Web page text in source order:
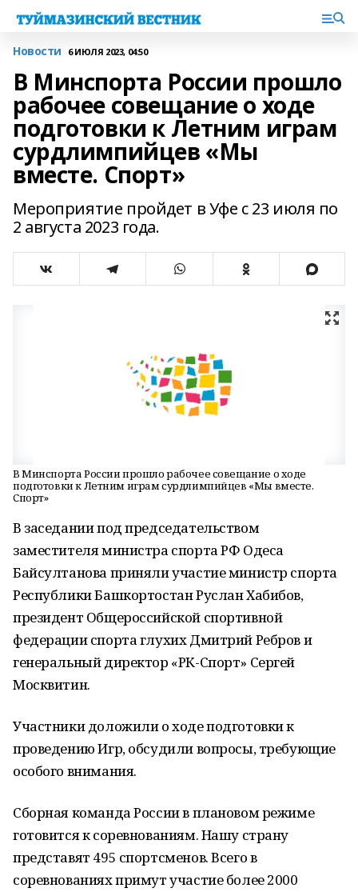
Новости 6 ИЮЛЯ 2023, 04:50
В Минспорта России прошло
рабочее совещание о ходе
подготовки к Летним играм
сурдлимпийцев «Мы
вместе. Спорт»
Мероприятие пройдет в Уфе с 23 июля по
2 августа 2023 года.
В Минспорта России прошло рабочее совещание о ходе
подготовки к Летним играм сурдлимпийцев «Мы вместе.
Спорт»
В заседании под председательством
заместителя министра спорта РФ Одеса
Байсултанова приняли участие министр спорта
Республики Башкортостан Руслан Хабибов,
президент Общероссийской спортивной
федерации спорта глухих Дмитрий Ребров и
генеральный директор «РК-Спорт» Сергей
Москвитин.
Участники доложили о ходе подготовки к
проведению Игр, обсудили вопросы, требующие
особого внимания.
Сборная команда России в плановом режиме
готовится к соревнованиям. Нашу страну
представят 495 спортсменов. Всего в
соревнованиях примут участие более 2000